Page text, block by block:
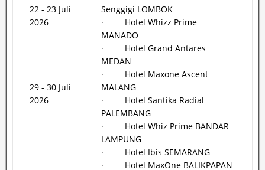
22 - 23 Juli
2026
29 - 30 Juli
2026
Senggigi LOMBOK
· Hotel Whizz Prime
MANADO
· Hotel Grand Antares
MEDAN
· Hotel Maxone Ascent
MALANG
· Hotel Santika Radial
PALEMBANG
· Hotel Whiz Prime BANDAR
LAMPUNG
· Hotel Ibis SEMARANG
· Hotel MaxOne BALIKPAPAN